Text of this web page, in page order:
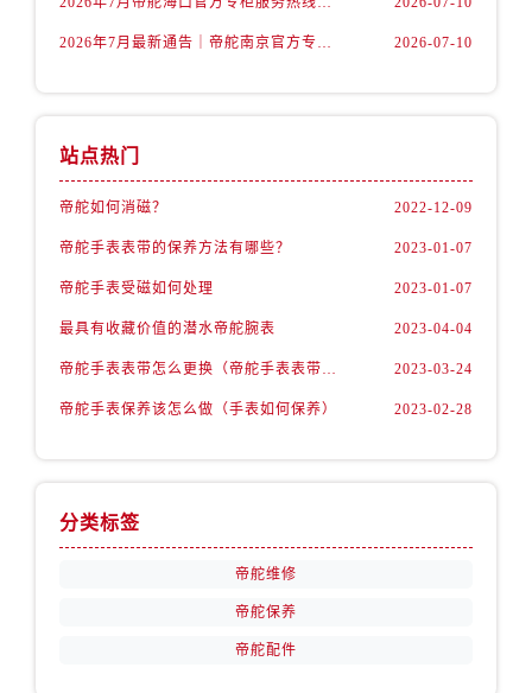
山西省运城市盐湖区河东街帝舵售后服务中心（需提前预约）
山西省太原市迎泽区迎泽街道解放路15号亨得利名表维修授权店3楼帝舵售后服务中心（需提前预约）
天津市和平区赤峰道136号天津国际金融中心26层2603室帝舵售后服务中心（需提前预约）
安徽省淮南市田家庵区国庆中路帝舵售后服务中心（需提前预约）
2026年7月最新通告｜帝舵南京官方专柜服务热线一键获取攻略 2026-07-10
站点热门
帝舵如何消磁？ 2022-12-09
帝舵手表表带的保养方法有哪些？ 2023-01-07
帝舵手表受磁如何处理 2023-01-07
最具有收藏价值的潜水帝舵腕表 2023-04-04
帝舵手表表带怎么更换（帝舵手表表带如何更换) 2023-03-24
帝舵手表保养该怎么做（手表如何保养） 2023-02-28
分类标签
帝舵维修
帝舵保养
帝舵配件